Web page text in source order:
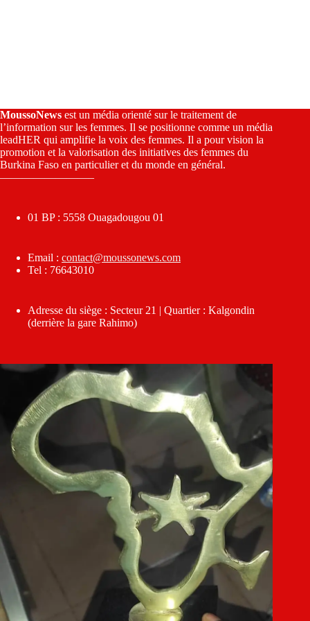
MoussoNews est un média orienté sur le traitement de
l’information sur les femmes. Il se positionne comme un média
leadHER qui amplifie la voix des femmes. Il a pour vision la
promotion et la valorisation des initiatives des femmes du
Burkina Faso en particulier et du monde en général.
————————–
01 BP : 5558 Ouagadougou 01
Email : contact@moussonews.com
Tel : 76643010
Adresse du siège : Secteur 21 | Quartier : Kalgondin
(derrière la gare Rahimo)